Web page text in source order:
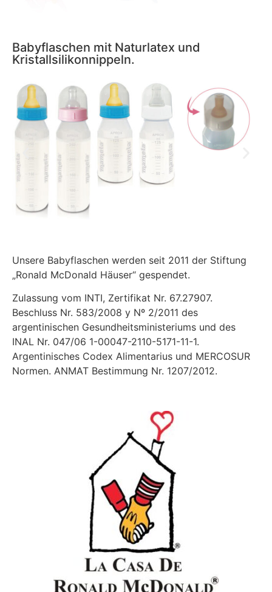
Babyflaschen mit Naturlatex und
Kristallsilikonnippeln.
Unsere Babyflaschen werden seit 2011 der Stiftung
„Ronald McDonald Häuser“ gespendet.
Zulassung vom INTI, Zertifikat Nr. 67.27907.
Beschluss Nr. 583/2008 y Nº 2/2011 des
argentinischen Gesundheitsministeriums und des
INAL Nr. 047/06 1-00047-2110-5171-11-1.
Argentinisches Codex Alimentarius und MERCOSUR
Normen. ANMAT Bestimmung Nr. 1207/2012.